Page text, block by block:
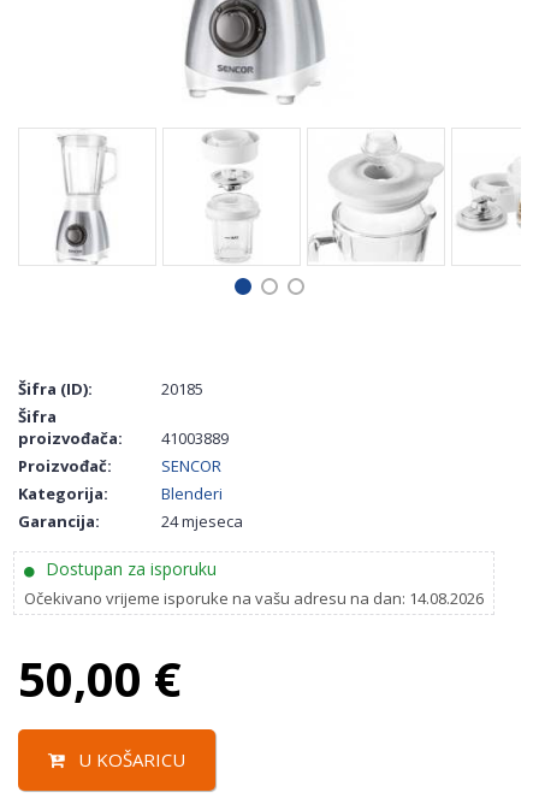
Šifra (ID):
20185
Šifra
proizvođača:
41003889
Proizvođač:
SENCOR
Kategorija:
Blenderi
Garancija:
24 mjeseca
Dostupan za isporuku
Očekivano vrijeme isporuke na vašu adresu na dan: 14.08.2026
50,00 €
U KOŠARICU